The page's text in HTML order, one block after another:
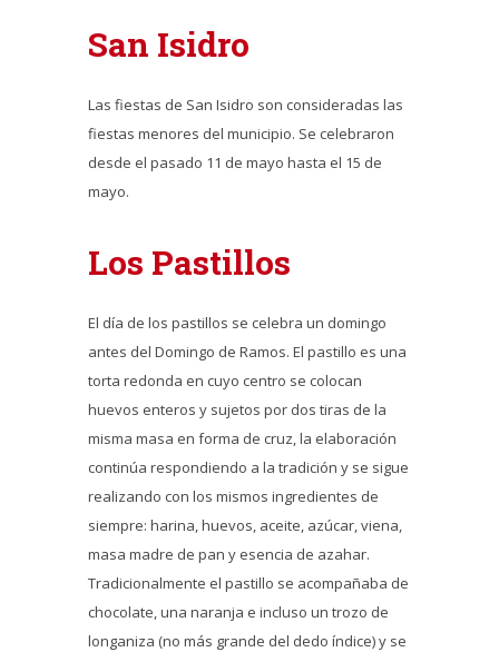
San Isidro
Las fiestas de San Isidro son consideradas las
fiestas menores del municipio. Se celebraron
desde el pasado 11 de mayo hasta el 15 de
mayo.
Los Pastillos
El día de los pastillos se celebra un domingo
antes del Domingo de Ramos. El pastillo es una
torta redonda en cuyo centro se colocan
huevos enteros y sujetos por dos tiras de la
misma masa en forma de cruz, la elaboración
continúa respondiendo a la tradición y se sigue
realizando con los mismos ingredientes de
siempre: harina, huevos, aceite, azúcar, viena,
masa madre de pan y esencia de azahar.
Tradicionalmente el pastillo se acompañaba de
chocolate, una naranja e incluso un trozo de
longaniza (no más grande del dedo índice) y se